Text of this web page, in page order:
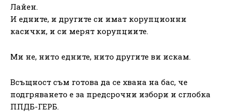
Лайен.
И едните, и другите си имат корупционни
касички, и си мерят корупциите.
Ми не, нито едните, нито другите ви искам.
Всъщност съм готова да се хвана на бас, че
подгряването е за предсрочни избори и сглобка
ППДБ-ГЕРБ.